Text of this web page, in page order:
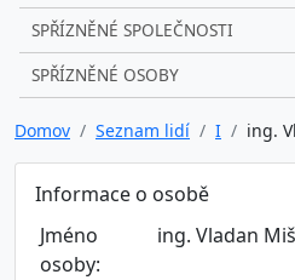
SPŘÍZNĚNÉ SPOLEČNOSTI
SPŘÍZNĚNÉ OSOBY
Domov Seznam lidí I ing.
Informace o osobě
Jméno
osoby:
ing. Vladan